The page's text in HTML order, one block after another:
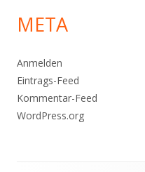
META
Anmelden
Eintrags-Feed
Kommentar-Feed
WordPress.org